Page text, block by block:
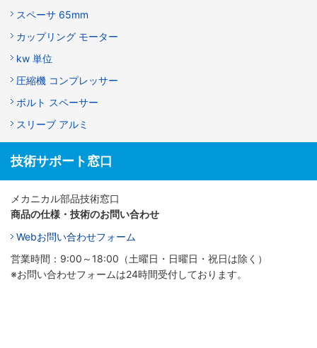
スペーサ 65mm
カップリング モーター
kw 単位
圧縮機 コンプレッサー
ボルト スペーサー
スリーブ アルミ
技術サポート窓口
メカニカル部品技術窓口
商品の仕様・技術のお問い合わせ
Webお問い合わせフォーム
営業時間：9:00～18:00（土曜日・日曜日・祝日は除く）
※お問い合わせフォームは24時間受付しております。